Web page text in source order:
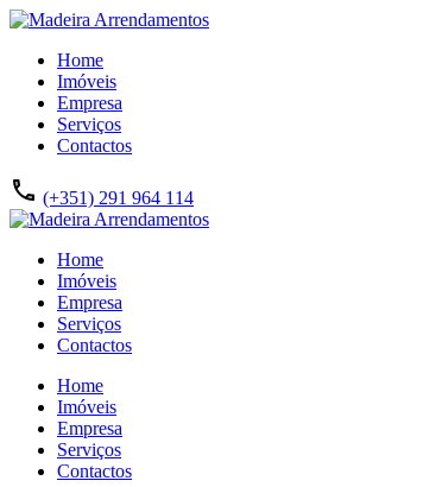
Home
Imóveis
Empresa
Serviços
Contactos
(+351) 291 964 114
Home
Imóveis
Empresa
Serviços
Contactos
Home
Imóveis
Empresa
Serviços
Contactos